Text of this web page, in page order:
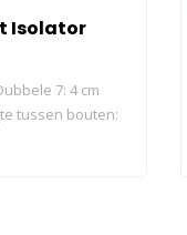
Isolator
7: 4 cm
tussen bouten: